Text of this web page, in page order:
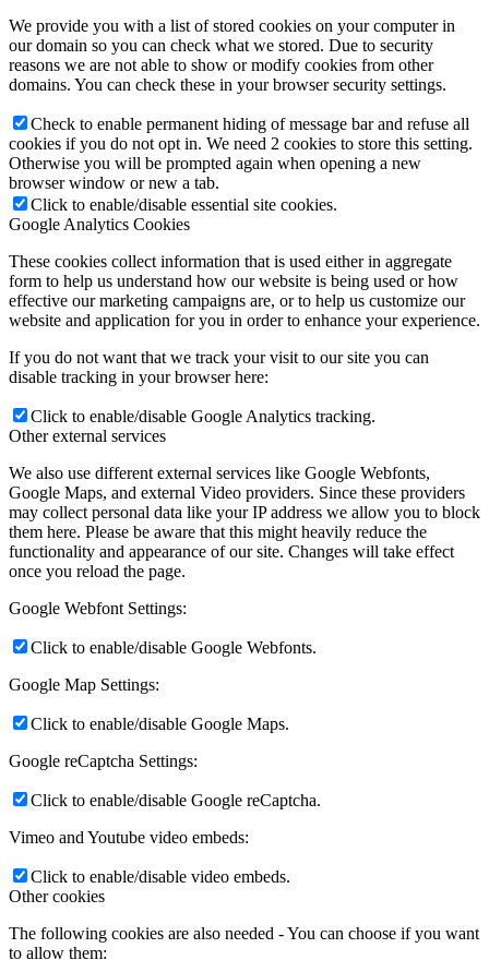
We provide you with a list of stored cookies on your computer in
our domain so you can check what we stored. Due to security
reasons we are not able to show or modify cookies from other
domains. You can check these in your browser security settings.
Check to enable permanent hiding of message bar and refuse all
cookies if you do not opt in. We need 2 cookies to store this setting.
Otherwise you will be prompted again when opening a new
browser window or new a tab.
Click to enable/disable essential site cookies.
Google Analytics Cookies
These cookies collect information that is used either in aggregate
form to help us understand how our website is being used or how
effective our marketing campaigns are, or to help us customize our
website and application for you in order to enhance your experience.
If you do not want that we track your visit to our site you can
disable tracking in your browser here:
Click to enable/disable Google Analytics tracking.
Other external services
We also use different external services like Google Webfonts,
Google Maps, and external Video providers. Since these providers
may collect personal data like your IP address we allow you to block
them here. Please be aware that this might heavily reduce the
functionality and appearance of our site. Changes will take effect
once you reload the page.
Google Webfont Settings:
Click to enable/disable Google Webfonts.
Google Map Settings:
Click to enable/disable Google Maps.
Google reCaptcha Settings:
Click to enable/disable Google reCaptcha.
Vimeo and Youtube video embeds:
Click to enable/disable video embeds.
Other cookies
The following cookies are also needed - You can choose if you want
to allow them: